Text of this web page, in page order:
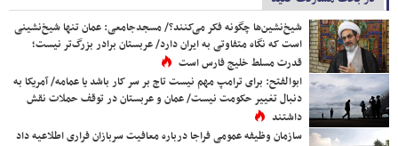
شیخ‌نشین‌ها چگونه فکر می‌کنند؟/ مسجدجامعی: عمان تنها شیخ‌نشینی
است که نگاه متفاوتی به ایران دارد/ عربستان برادر بزرگ‌تر نیست؛
قدرت مسلط خلیج فارس است
ابوالفتح: برای ترامپ مهم نیست تاج بر سر کار باشد یا عمامه/ آمریکا به
دنبال تغییر حکومت نیست/ عمان و عربستان در توقف حملات نقش
داشتند
سازمان وظیفه عمومی فراجا درباره معافیت سربازان فراری اطلاعیه داد